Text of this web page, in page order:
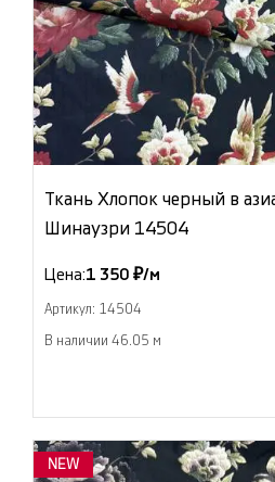
Ткань Хлопок черный в
Шинаузри 14504
Цена:1 350 ₽/м
Артикул: 14504
В наличии 46.05 м
NEW